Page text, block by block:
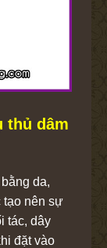
thủ dâm
da,
nên sự
tác, dây
đặt vào